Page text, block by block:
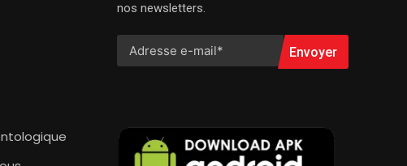
nos newsletters.
Envoyer